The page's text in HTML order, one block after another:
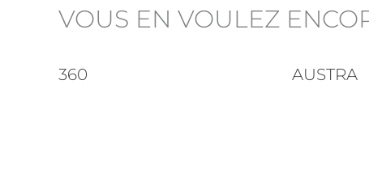
VOUS EN VOULEZ
360 AUSTRA